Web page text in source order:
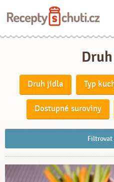
Druh jídla Typ
Dostupné suroviny